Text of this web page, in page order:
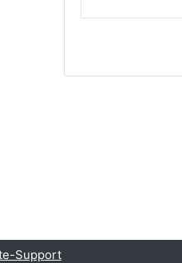
Support